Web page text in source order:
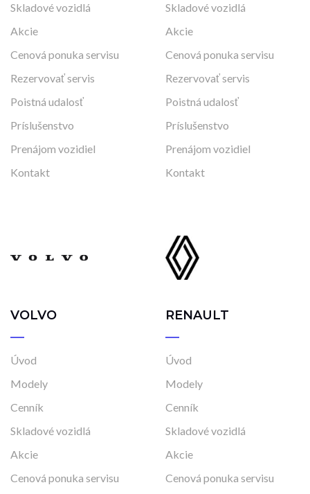
Skladové vozidlá
Akcie
Cenová ponuka servisu
Rezervovať servis
Poistná udalosť
Príslušenstvo
Prenájom vozidiel
Kontakt
Skladové vozidlá
Akcie
Cenová ponuka servisu
Rezervovať servis
Poistná udalosť
Príslušenstvo
Prenájom vozidiel
Kontakt
VOLVO
Úvod
Modely
Cenník
Skladové vozidlá
Akcie
Cenová ponuka servisu
RENAULT
Úvod
Modely
Cenník
Skladové vozidlá
Akcie
Cenová ponuka servisu